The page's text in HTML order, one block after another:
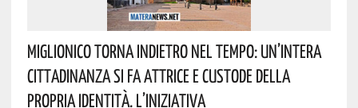
Miglionico Torna Indietro Nel Tempo: Un’intera
Cittadinanza Si Fa Attrice E Custode Della
Propria Identità. L’iniziativa